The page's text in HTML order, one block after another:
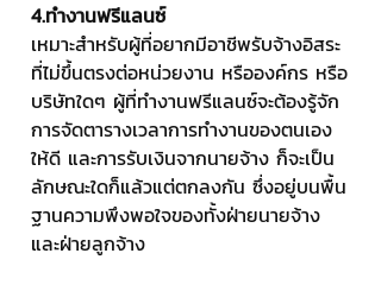
4.ทำงานฟรีแลนซ์
เหมาะสำหรับผู้ที่อยากมีอาชีพรับจ้างอิสระ
ที่ไม่ขึ้นตรงต่อหน่วยงาน หรือองค์กร หรือ
บริษัทใดๆ ผู้ที่ทำงานฟรีแลนซ์จะต้องรู้จัก
การจัดตารางเวลาการทำงานของตนเอง
ให้ดี และการรับเงินจากนายจ้าง ก็จะเป็น
ลักษณะใดก็แล้วแต่ตกลงกัน ซึ่งอยู่บนพื้น
ฐานความพึงพอใจของทั้งฝ่ายนายจ้าง
และฝ่ายลูกจ้าง